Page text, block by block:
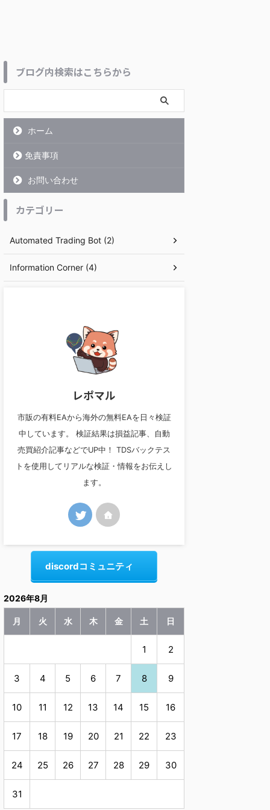
ブログ内検索はこちらから
ホーム
免責事項
お問い合わせ
カテゴリー
Automated Trading Bot (2)
Information Corner (4)
レポマル
市販の有料EAから海外の無料EAを日々検証
中しています。 検証結果は損益記事、自動
売買紹介記事などでUP中！ TDSバックテス
トを使用してリアルな検証・情報をお伝えし
ます。
discordコミュニティ
2026年8月
月 火 水 木 金 土 日
1 2
3 4 5 6 7 8 9
10 11 12 13 14 15 16
17 18 19 20 21 22 23
24 25 26 27 28 29 30
31